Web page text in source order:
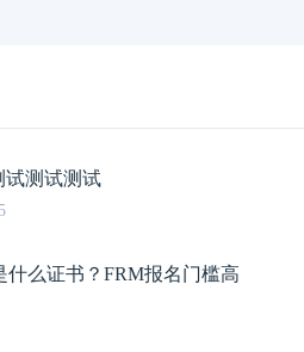
试测试测试
什么证书？FRM报名门槛高